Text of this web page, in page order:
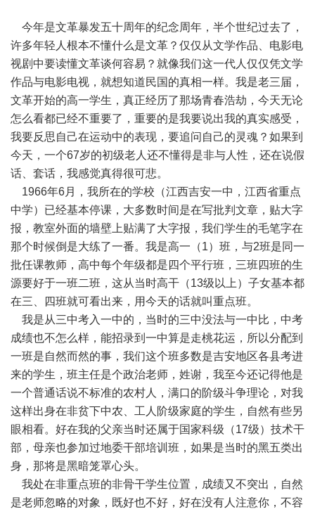
今年是文革暴发五十周年的纪念周年，半个世纪过去了，
许多年轻人根本不懂什么是文革？仅仅从文学作品、电影电
视剧中要读懂文革谈何容易？就像我们这一代人仅仅凭文学
作品与电影电视，就想知道民国的真相一样。我是老三届，
文革开始的高一学生，真正经历了那场青春浩劫，今天无论
怎么看都已经不重要了，重要的是我要说出我的真实感受，
我要反思自己在运动中的表现，要追问自己的灵魂？如果到
今天，一个67岁的初级老人还不懂得是非与人性，还在说假
话、套话，我感觉真得很可悲。
1966年6月，我所在的学校（江西吉安一中，江西省重点
中学）已经基本停课，大多数时间是在写批判文章，贴大字
报，教室外面的墙壁上贴满了大字报，我们学生的毛笔字在
那个时候倒是大练了一番。我是高一（1）班，与2班是同一
批任课教师，高中每个年级都是四个平行班，三班四班的生
源要好于一班二班，这从当时高干（13级以上）子女基本都
在三、四班就可看出来，用今天的话就叫重点班。
我是从三中考入一中的，当时的三中没法与一中比，中考
成绩也不怎么样，能招录到一中算是走桃花运，所以分配到
一班是自然而然的事，我们这个班多数是吉安地区各县考进
来的学生，班主任是个政治老师，姓谢，我至今还记得他是
一个普通话说不标准的农村人，满口的阶级斗争理论，对我
这样出身在非贫下中农、工人阶级家庭的学生，自然有些另
眼相看。好在我的父亲当时还属于国家科级（17级）技术干
部，母亲也参加过地委干部培训班，如果是当时的黑五类出
身，那将是黑暗笼罩心头。
我处在非重点班的非骨干学生位置，成绩又不突出，自然
是老师忽略的对象，既好也不好，好在没有人注意你，不容